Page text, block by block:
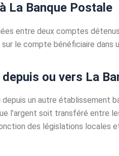
La Banque Postale
entre deux comptes
le compte bénéficiaire dans
ou vers La
depuis un autre
l’argent soit transféré entre
des législations locales